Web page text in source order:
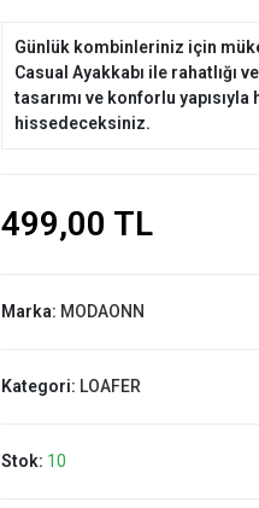
Günlük kombinleriniz için
Casual Ayakkabı ile rahatlığı
tasarımı ve konforlu
hissedeceksiniz.
499,00 TL
Marka: MODAONN
Kategori: LOAFER
Stok: 10